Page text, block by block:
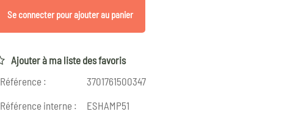
Se connecter pour ajouter au panier
Ajouter à ma liste des favoris
Référence :
3701761500347
Référence interne :
ESHAMP51